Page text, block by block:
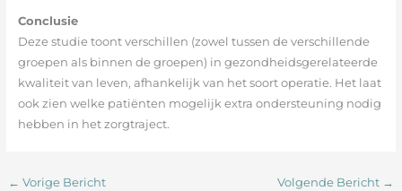
Conclusie
Deze studie toont verschillen (zowel tussen de verschillende
groepen als binnen de groepen) in gezondheidsgerelateerde
kwaliteit van leven, afhankelijk van het soort operatie. Het laat
ook zien welke patiënten mogelijk extra ondersteuning nodig
hebben in het zorgtraject.
← Vorige Bericht Volgende Bericht →